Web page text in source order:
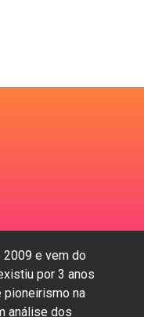
e vem do
por 3 anos
pioneirismo na
análise dos